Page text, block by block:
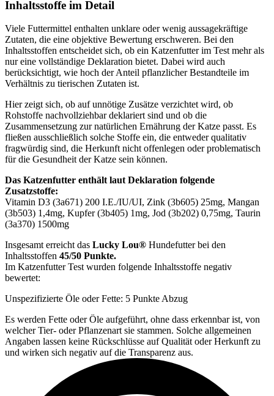
Inhaltsstoffe im Detail
Viele Futtermittel enthalten unklare oder wenig aussagekräftige
Zutaten, die eine objektive Bewertung erschweren. Bei den
Inhaltsstoffen entscheidet sich, ob ein Katzenfutter im Test mehr als
nur eine vollständige Deklaration bietet. Dabei wird auch
berücksichtigt, wie hoch der Anteil pflanzlicher Bestandteile im
Verhältnis zu tierischen Zutaten ist.
Hier zeigt sich, ob auf unnötige Zusätze verzichtet wird, ob
Rohstoffe nachvollziehbar deklariert sind und ob die
Zusammensetzung zur natürlichen Ernährung der Katze passt. Es
fließen ausschließlich solche Stoffe ein, die entweder qualitativ
fragwürdig sind, die Herkunft nicht offenlegen oder problematisch
für die Gesundheit der Katze sein können.
Das Katzenfutter enthält laut Deklaration folgende
Zusatzstoffe:
Vitamin D3 (3a671) 200 I.E./IU/UI, Zink (3b605) 25mg, Mangan
(3b503) 1,4mg, Kupfer (3b405) 1mg, Jod (3b202) 0,75mg, Taurin
(3a370) 1500mg
Insgesamt erreicht das Lucky Lou® Hundefutter bei den
Inhaltsstoffen 45/50 Punkte.
Im Katzenfutter Test wurden folgende Inhaltsstoffe negativ
bewertet:
Unspezifizierte Öle oder Fette: 5 Punkte Abzug
Es werden Fette oder Öle aufgeführt, ohne dass erkennbar ist, von
welcher Tier- oder Pflanzenart sie stammen. Solche allgemeinen
Angaben lassen keine Rückschlüsse auf Qualität oder Herkunft zu
und wirken sich negativ auf die Transparenz aus.